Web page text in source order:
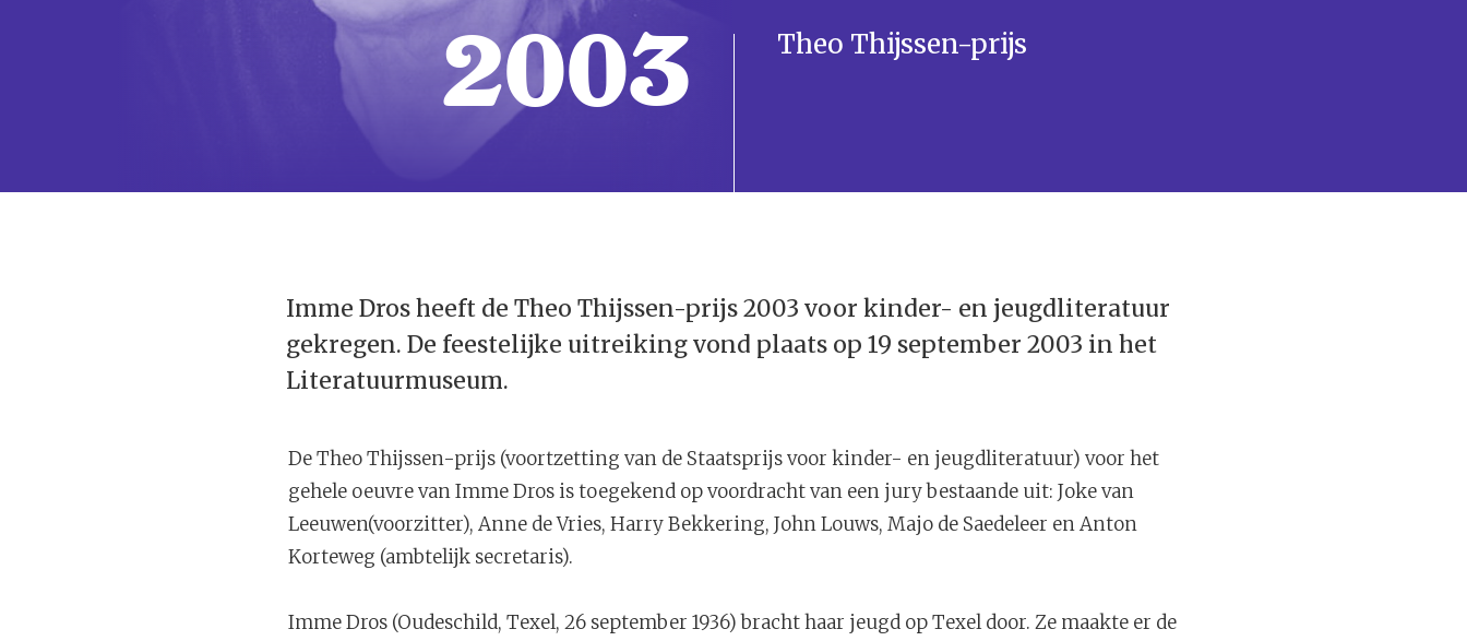
2003 Theo Thijssen-prijs
Imme Dros heeft de Theo Thijssen-prijs 2003 voor kinder- en jeugdliteratuur
gekregen. De feestelijke uitreiking vond plaats op 19 september 2003 in het
Literatuurmuseum.
De Theo Thijssen-prijs (voortzetting van de Staatsprijs voor kinder- en jeugdliteratuur) voor het
gehele oeuvre van Imme Dros is toegekend op voordracht van een jury bestaande uit: Joke van
Leeuwen(voorzitter), Anne de Vries, Harry Bekkering, John Louws, Majo de Saedeleer en Anton
Korteweg (ambtelijk secretaris).
Imme Dros (Oudeschild, Texel, 26 september 1936) bracht haar jeugd op Texel door. Ze maakte er de